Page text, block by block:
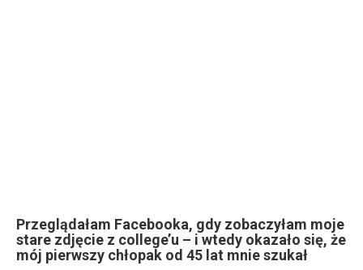
Przeglądałam Facebooka, gdy zobaczyłam moje
stare zdjęcie z college’u – i wtedy okazało się, że
mój pierwszy chłopak od 45 lat mnie szukał